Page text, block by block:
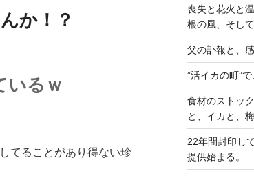
いるｗ
てることがあり得ない珍
喪失と花火と
根の風、そし
父の訃報と、
”活イカの町”
食材のストッ
と、イカと、
22年間封印し
提供始まる。